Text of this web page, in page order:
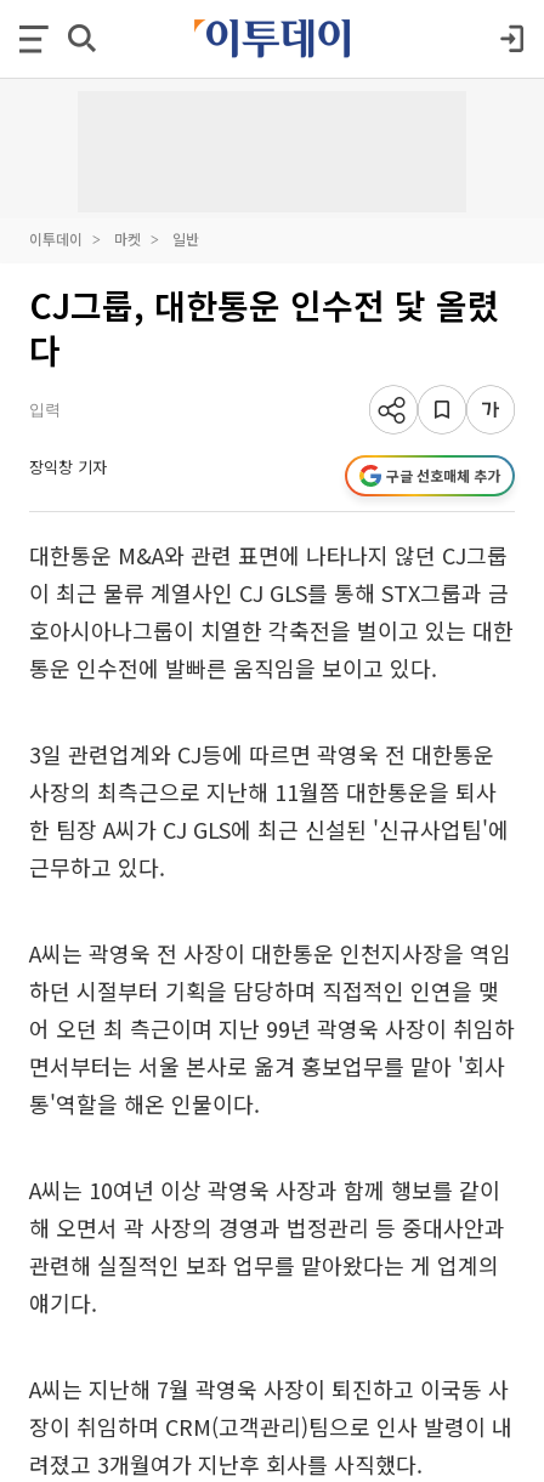
이투데이 마켓 일반
CJ그룹, 대한통운 인수전 닻 올렸
다
입력
장익창 기자 구글 선호매체 추가
대한통운 M&A와 관련 표면에 나타나지 않던 CJ그룹
이 최근 물류 계열사인 CJ GLS를 통해 STX그룹과 금
호아시아나그룹이 치열한 각축전을 벌이고 있는 대한
통운 인수전에 발빠른 움직임을 보이고 있다.
3일 관련업계와 CJ등에 따르면 곽영욱 전 대한통운
사장의 최측근으로 지난해 11월쯤 대한통운을 퇴사
한 팀장 A씨가 CJ GLS에 최근 신설된 '신규사업팀'에
근무하고 있다.
A씨는 곽영욱 전 사장이 대한통운 인천지사장을 역임
하던 시절부터 기획을 담당하며 직접적인 인연을 맺
어 오던 최 측근이며 지난 99년 곽영욱 사장이 취임하
면서부터는 서울 본사로 옮겨 홍보업무를 맡아 '회사
통'역할을 해온 인물이다.
A씨는 10여년 이상 곽영욱 사장과 함께 행보를 같이
해 오면서 곽 사장의 경영과 법정관리 등 중대사안과
관련해 실질적인 보좌 업무를 맡아왔다는 게 업계의
얘기다.
A씨는 지난해 7월 곽영욱 사장이 퇴진하고 이국동 사
장이 취임하며 CRM(고객관리)팀으로 인사 발령이 내
려졌고 3개월여가 지난후 회사를 사직했다.